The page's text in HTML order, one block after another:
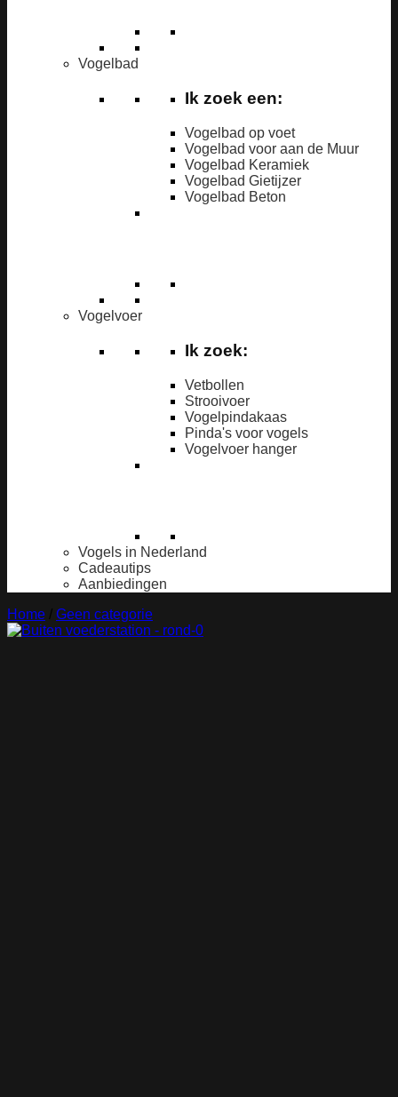
Vogelbad
Ik zoek een:
Vogelbad op voet
Vogelbad voor aan de Muur
Vogelbad Keramiek
Vogelbad Gietijzer
Vogelbad Beton
Vogelvoer
Ik zoek:
Vetbollen
Strooivoer
Vogelpindakaas
Pinda's voor vogels
Vogelvoer hanger
Vogels in Nederland
Cadeautips
Aanbiedingen
Home
Geen categorie